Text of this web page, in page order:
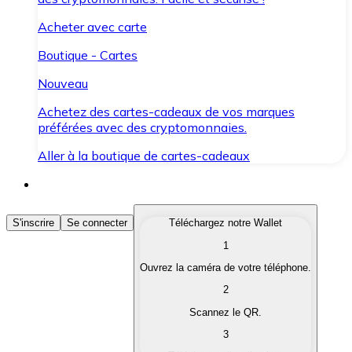
Acheter avec carte
Boutique - Cartes
Nouveau
Achetez des cartes-cadeaux de vos marques
préférées avec des cryptomonnaies.
Aller à la boutique de cartes-cadeaux
Acheter des Cryptomonnaies
Achetez les cryptomonnaies qui vous intéressent
Convertissez vos cryptomonnaies en monnaie
S'inscrire Se connecter
Téléchargez notre Wallet
1
Ouvrez la caméra de votre téléphone.
2
Scannez le QR.
3